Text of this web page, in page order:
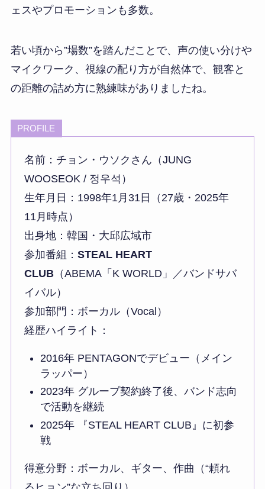
ェスやプロモーションも多数。
若い頃から”場数”を踏んだことで、声の使い分けや
マイクワーク、視線の配り方が自然体で、観客と
の距離の詰め方に熟練味がありましたね。
PROFILE
名前：チョン・ウソクさん（JUNG
WOOSEOK / 정우석）
生年月日：1998年1月31日（27歳・2025年
11月時点）
出身地：韓国・大邱広域市
参加番組：STEAL HEART
CLUB （ABEMA「K WORLD」／バンドサバ
イバル）
参加部門：ボーカル（Vocal）
経歴ハイライト：
2016年 PENTAGONでデビュー（メイン
ラッパー）
2023年 グループ契約終了後、バンド志向
で活動を継続
2025年 『STEAL HEART CLUB』に初参
戦
得意分野：ボーカル、ギター、作曲（“頼れ